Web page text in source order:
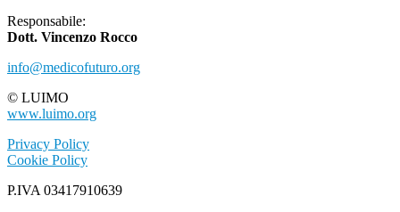
Responsabile:
Dott. Vincenzo Rocco
info@medicofuturo.org
© LUIMO
www.luimo.org
Privacy Policy
Cookie Policy
P.IVA 03417910639